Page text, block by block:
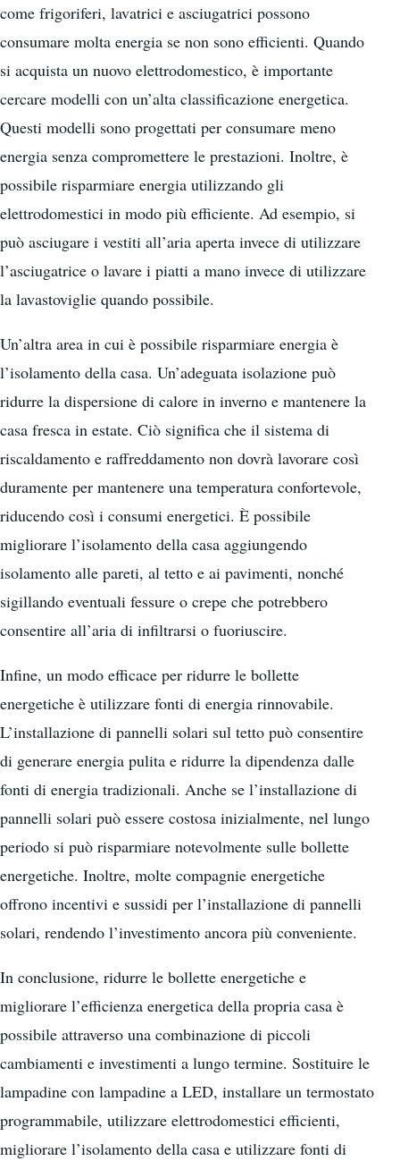
come frigoriferi, lavatrici e asciugatrici possono
consumare molta energia se non sono efficienti. Quando
si acquista un nuovo elettrodomestico, è importante
cercare modelli con un’alta classificazione energetica.
Questi modelli sono progettati per consumare meno
energia senza compromettere le prestazioni. Inoltre, è
possibile risparmiare energia utilizzando gli
elettrodomestici in modo più efficiente. Ad esempio, si
può asciugare i vestiti all’aria aperta invece di utilizzare
l’asciugatrice o lavare i piatti a mano invece di utilizzare
la lavastoviglie quando possibile.
Un’altra area in cui è possibile risparmiare energia è
l’isolamento della casa. Un’adeguata isolazione può
ridurre la dispersione di calore in inverno e mantenere la
casa fresca in estate. Ciò significa che il sistema di
riscaldamento e raffreddamento non dovrà lavorare così
duramente per mantenere una temperatura confortevole,
riducendo così i consumi energetici. È possibile
migliorare l’isolamento della casa aggiungendo
isolamento alle pareti, al tetto e ai pavimenti, nonché
sigillando eventuali fessure o crepe che potrebbero
consentire all’aria di infiltrarsi o fuoriuscire.
Infine, un modo efficace per ridurre le bollette
energetiche è utilizzare fonti di energia rinnovabile.
L’installazione di pannelli solari sul tetto può consentire
di generare energia pulita e ridurre la dipendenza dalle
fonti di energia tradizionali. Anche se l’installazione di
pannelli solari può essere costosa inizialmente, nel lungo
periodo si può risparmiare notevolmente sulle bollette
energetiche. Inoltre, molte compagnie energetiche
offrono incentivi e sussidi per l’installazione di pannelli
solari, rendendo l’investimento ancora più conveniente.
In conclusione, ridurre le bollette energetiche e
migliorare l’efficienza energetica della propria casa è
possibile attraverso una combinazione di piccoli
cambiamenti e investimenti a lungo termine. Sostituire le
lampadine con lampadine a LED, installare un termostato
programmabile, utilizzare elettrodomestici efficienti,
migliorare l’isolamento della casa e utilizzare fonti di